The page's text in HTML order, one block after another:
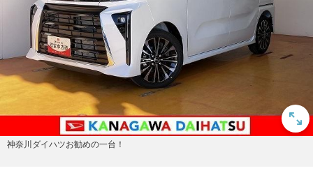
神奈川ダイハツお勧めの一台！